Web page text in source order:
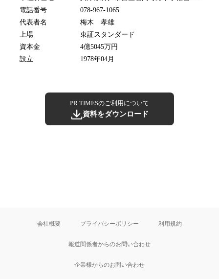
電話番号
078-967-1065
代表者名
梅木 孝雄
上場
東証スタンダード
資本金
4億5045万円
設立
1978年04月
PR TIMESのご利用について
資料をダウンロード
会社概要 プライバシーポリシー 利用規約
報道関係者からのお問い合わせ
企業様からのお問い合わせ